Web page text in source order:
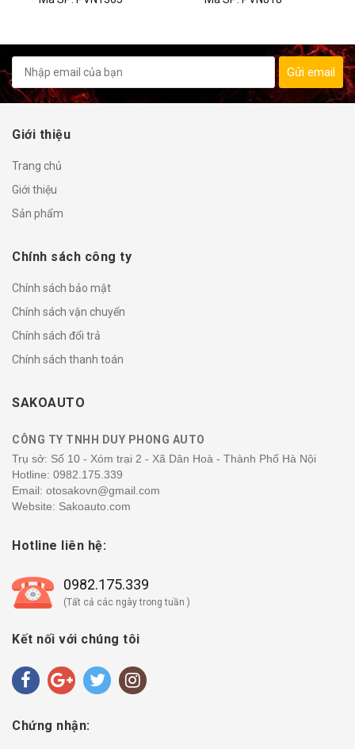
Gửi email
Giới thiệu
Trang chủ
Giới thiệu
Sản phẩm
Chính sách công ty
Chính sách bảo mật
Chính sách vận chuyển
Chính sách đổi trả
Chính sách thanh toán
SAKOAUTO
CÔNG TY TNHH DUY PHONG AUTO
Trụ sở: Số 10 - Xóm trại 2 - Xã Dân Hoà - Thành Phố Hà Nội
Hotline: 0982.175.339
Email: otosakovn@gmail.com
Website: Sakoauto.com
Hotline liên hệ:
0982.175.339
(Tất cả các ngày trong tuần )
Kết nối với chúng tôi
Chứng nhận: